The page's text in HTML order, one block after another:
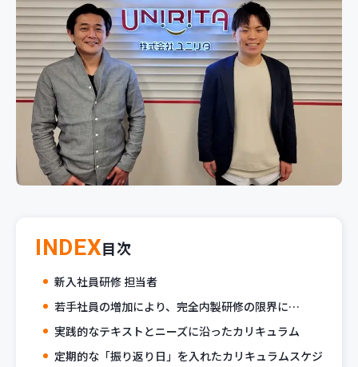
パッケージ開発
導入事例
イベント・セミナー
ニュース
採用情報
Contact
INDEX目次
新入社員研修 担当者
若手社員の増加により、完全内製研修の限界に…
実践的なテキストとニーズに沿ったカリキュラム
定期的な「振り返り日」を入れたカリキュラムスケジ